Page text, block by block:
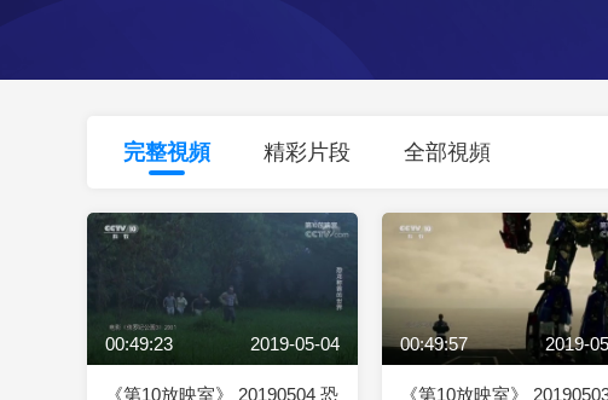
VIP會員 CCTV奧林匹克頻道 生活體育大會 體育江
財經 教育 鄉村振興 生態環境 一帶一路
CCTV.節目官網 直播 節目單 欄目 片庫 收
完整視頻 精彩片段 全部視頻
00:49:23 2019-05-04
《第10放映室》 20190504 恐
00:49:57 2019-
《第10放映室》